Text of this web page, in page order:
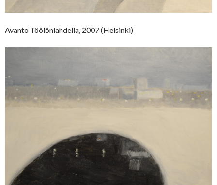
Avanto Töölönlahdella, 2007 (Helsinki)